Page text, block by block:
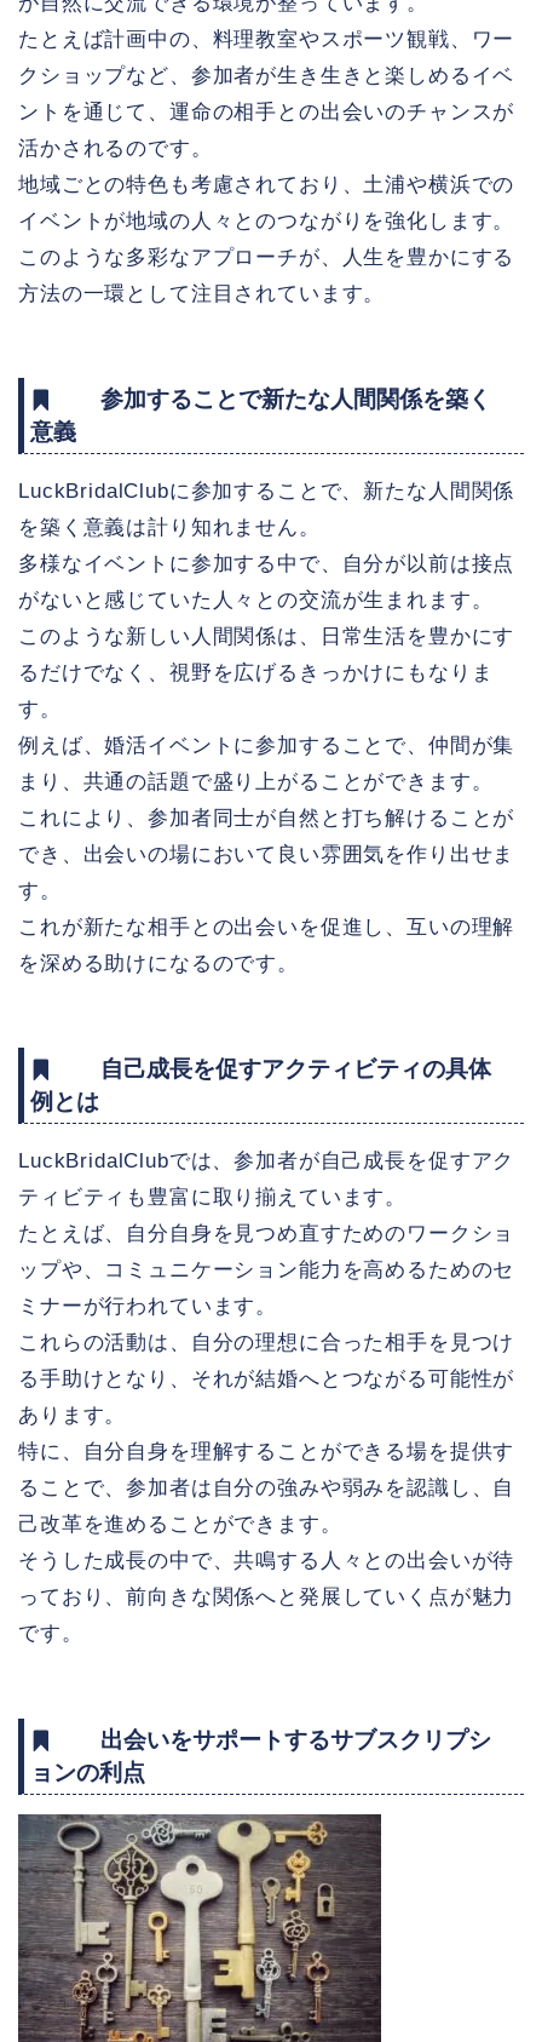
たとえば計画中の、料理教室やスポーツ観戦、ワー
クショップなど、参加者が生き生きと楽しめるイベ
ントを通じて、運命の相手との出会いのチャンスが
活かされるのです。
地域ごとの特色も考慮されており、土浦や横浜での
イベントが地域の人々とのつながりを強化します。
このような多彩なアプローチが、人生を豊かにする
方法の一環として注目されています。
参加することで新たな人間関係を築く
意義
LuckBridalClubに参加することで、新たな人間関係
を築く意義は計り知れません。
多様なイベントに参加する中で、自分が以前は接点
がないと感じていた人々との交流が生まれます。
このような新しい人間関係は、日常生活を豊かにす
るだけでなく、視野を広げるきっかけにもなりま
す。
例えば、婚活イベントに参加することで、仲間が集
まり、共通の話題で盛り上がることができます。
これにより、参加者同士が自然と打ち解けることが
でき、出会いの場において良い雰囲気を作り出せま
す。
これが新たな相手との出会いを促進し、互いの理解
を深める助けになるのです。
自己成長を促すアクティビティの具体
例とは
LuckBridalClubでは、参加者が自己成長を促すアク
ティビティも豊富に取り揃えています。
たとえば、自分自身を見つめ直すためのワークショ
ップや、コミュニケーション能力を高めるためのセ
ミナーが行われています。
これらの活動は、自分の理想に合った相手を見つけ
る手助けとなり、それが結婚へとつながる可能性が
あります。
特に、自分自身を理解することができる場を提供す
ることで、参加者は自分の強みや弱みを認識し、自
己改革を進めることができます。
そうした成長の中で、共鳴する人々との出会いが待
っており、前向きな関係へと発展していく点が魅力
です。
出会いをサポートするサブスクリプシ
ョンの利点